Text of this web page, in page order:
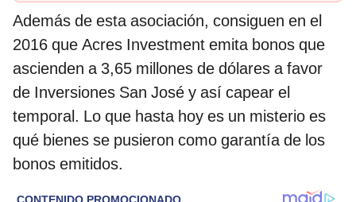
Además de esta asociación, consiguen en el
2016 que Acres Investment emita bonos que
ascienden a 3,65 millones de dólares a favor
de Inversiones San José y así capear el
temporal. Lo que hasta hoy es un misterio es
qué bienes se pusieron como garantía de los
bonos emitidos.